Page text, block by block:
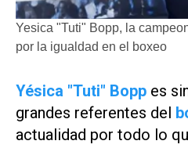
Yesica "Tuti" Bopp, la
por la igualdad en el boxeo
Yésica "Tuti" Bopp es
grandes referentes del
actualidad por todo lo